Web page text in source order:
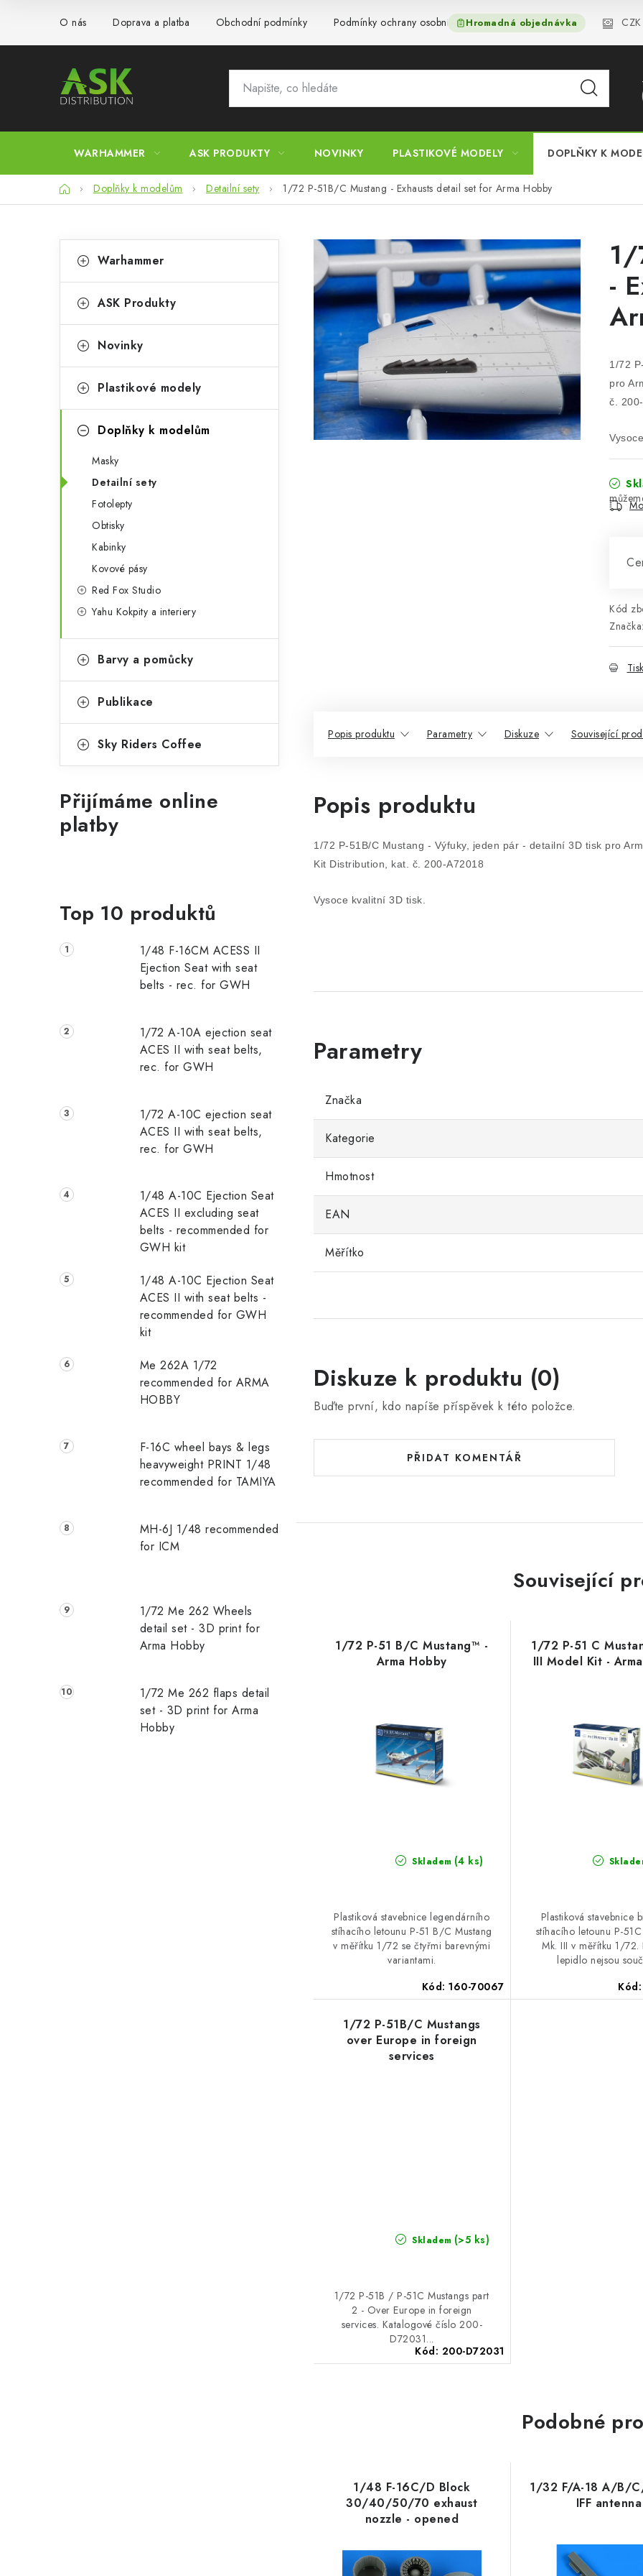
obsah
O nás Doprava a platba Obchodní podmínky Podmínky ochrany osobních údajů Reklamační řád
Hromadná objednávka CZK
WARHAMMER ASK PRODUKTY NOVINKY PLASTIKOVÉ MODELY DOPLŇKY K
DomůDoplňky k modelům Detailní sety 1/72 P-51B/C Mustang - Exhausts detail set for Arma Hobby
o
t
r
n
í
p
kategorie
a
e
o
i
Warhammer
ASK Produkty
Novinky
Plastikové modely
Doplňky k modelům
Masky
Detailní sety
Fotolepty
Obtisky
Kabinky
Kovové pásy
Red Fox Studio
Yahu Kokpity a interiery
Barvy a pomůcky
Publikace
Sky Riders Coffee
Přijímáme online
platby
Top 10 produktů
1/48 F-16CM ACESS II
Ejection Seat with seat
belts - rec. for GWH
1/72 A-10A ejection seat
ACES II with seat belts,
rec. for GWH
1/72 A-10C ejection seat
ACES II with seat belts,
rec. for GWH
1/48 A-10C Ejection Seat
ACES II excluding seat
belts - recommended for
GWH kit
1/48 A-10C Ejection Seat
ACES II with seat belts -
recommended for GWH
kit
Me 262A 1/72
recommended for ARMA
HOBBY
F-16C wheel bays & legs
heavyweight PRINT 1/48
recommended for TAMIYA
MH-6J 1/48 recommended
for ICM
1/72 Me 262 Wheels
detail set - 3D print for
Arma Hobby
1/72 Me 262 flaps detail
set - 3D print for Arma
Hobby
1/
-
1/72
pro
č.
Kód
Značka:
Tisk
Popis produktu Parametry Diskuze Související
Popis produktu
1/72 P-51B/C Mustang - Výfuky, jeden pár - detailní 3D tisk pro
Kit Distribution, kat. č. 200-A72018
Vysoce kvalitní 3D tisk.
Značka
Kategorie
Hmotnost
EAN
Měřítko
Diskuze k produktu (0)
Buďte první, kdo napíše příspěvek k této položce.
PŘIDAT KOMENTÁŘ
Související
1/72 P-51 B/C Mustang™ -
Arma Hobby
Skladem (4 ks)
Plastiková stavebnice legendárního
stíhacího letounu P-51 B/C Mustang
v měřítku 1/72 se čtyřmi barevnými
variantami.
Kód:160-70067
1/72 P-51 C
III Model Kit -
Plastiková stavebnice
stíhacího letounu P-
Mk. III v měřítku 1/72.
lepidlo nejsou
Kód:
1/72 P-51B/C Mustangs
over Europe in foreign
services
Skladem (>5 ks)
1/72 P-51B / P-51C Mustangs part
2 - Over Europe in foreign
services. Katalogové číslo 200-
D72031...
Kód: 200-D72031
Podobné
1/48 F-16C/D Block
30/40/50/70 exhaust
nozzle - opened
1/32 F/A-18 A/B/
IFF antenna